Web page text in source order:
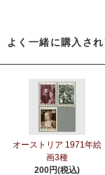
よく一緒に購入さ
オーストリア 1971年絵
画3種
200円(税込)